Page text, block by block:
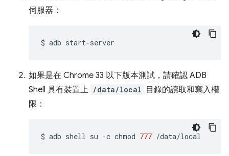
伺服器：
$ adb
如果是在 Chrome 33 以下版本測試，請確認 ADB
Shell 具有裝置上 /data/local
目錄的讀取和寫入權
限：
$ adb shell su -c chmod 777